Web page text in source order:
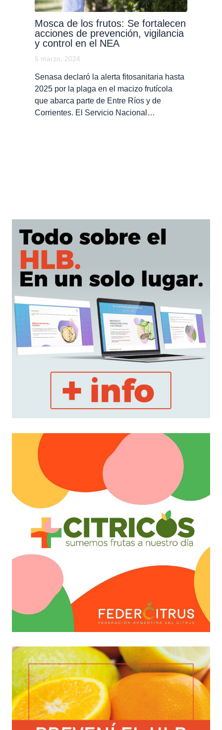
Mosca de los frutos: Se fortalecen
acciones de prevención, vigilancia
y control en el NEA
5 marzo, 2024
Senasa declaró la alerta fitosanitaria hasta
2025 por la plaga en el macizo frutícola
que abarca parte de Entre Ríos y de
Corrientes. El Servicio Nacional…